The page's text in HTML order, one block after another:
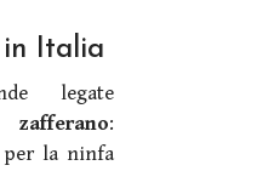
Italia
legate
:
per la ninfa